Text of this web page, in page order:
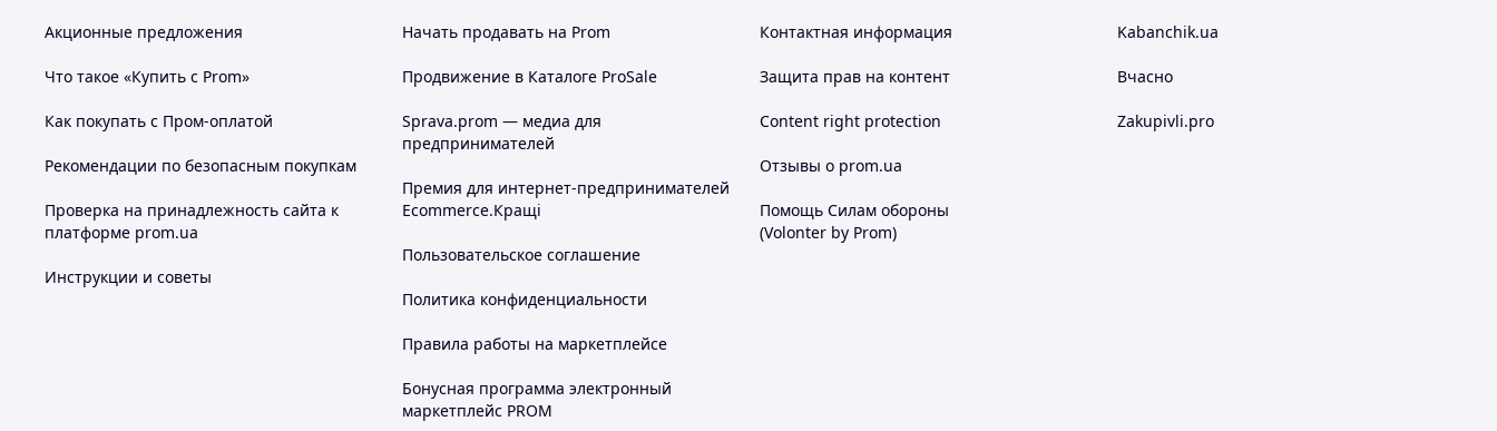
Акционные предложения
Что такое «Купить с Prom»
Как покупать с Пром-оплатой
Рекомендации по безопасным покупкам
Проверка на принадлежность сайта к
платформе prom.ua
Инструкции и советы
Начать продавать на Prom
Продвижение в Каталоге ProSale
Sprava.prom — медиа для
предпринимателей
Премия для интернет-предпринимателей
Ecommerce.Кращі
Пользовательское соглашение
Политика конфиденциальности
Правила работы на маркетплейсе
Бонусная программа электронный
маркетплейс PROM
Контактная информация
Защита прав на контент
Content right protection
Отзывы о prom.ua
Помощь Силам обороны
(Volonter by Prom)
Kabanchik.ua
Вчасно
Zakupivli.pro